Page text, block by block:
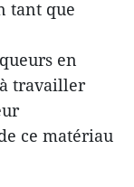
tant que
en
travailler
ce matériau